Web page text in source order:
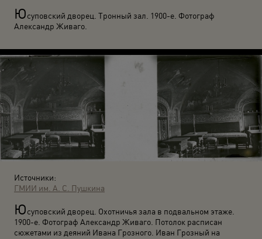
Юсуповский дворец. Тронный зал. 1900-е. Фотограф
Александр Живаго.
Источники:
ГМИИ им. А. С. Пушкина
Юсуповский дворец. Охотничья зала в подвальном этаже.
1900-е. Фотограф Александр Живаго. Потолок расписан
сюжетами из деяний Ивана Грозного. Иван Грозный на